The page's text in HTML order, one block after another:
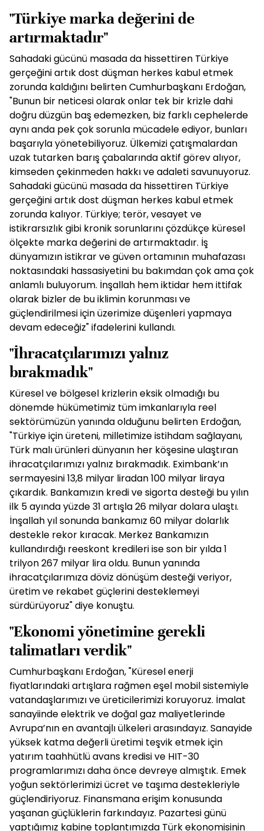
"Türkiye marka değerini de
artırmaktadır"
Sahadaki gücünü masada da hissettiren Türkiye
gerçeğini artık dost düşman herkes kabul etmek
zorunda kaldığını belirten Cumhurbaşkanı Erdoğan,
"Bunun bir neticesi olarak onlar tek bir krizle dahi
doğru düzgün baş edemezken, biz farklı cephelerde
aynı anda pek çok sorunla mücadele ediyor, bunları
başarıyla yönetebiliyoruz. Ülkemizi çatışmalardan
uzak tutarken barış çabalarında aktif görev alıyor,
kimseden çekinmeden hakkı ve adaleti savunuyoruz.
Sahadaki gücünü masada da hissettiren Türkiye
gerçeğini artık dost düşman herkes kabul etmek
zorunda kalıyor. Türkiye; terör, vesayet ve
istikrarsızlık gibi kronik sorunlarını çözdükçe küresel
ölçekte marka değerini de artırmaktadır. İş
dünyamızın istikrar ve güven ortamının muhafazası
noktasındaki hassasiyetini bu bakımdan çok ama çok
anlamlı buluyorum. İnşallah hem iktidar hem ittifak
olarak bizler de bu iklimin korunması ve
güçlendirilmesi için üzerimize düşenleri yapmaya
devam edeceğiz" ifadelerini kullandı.
"İhracatçılarımızı yalnız
bırakmadık"
Küresel ve bölgesel krizlerin eksik olmadığı bu
dönemde hükümetimiz tüm imkanlarıyla reel
sektörümüzün yanında olduğunu belirten Erdoğan,
"Türkiye için üreteni, milletimize istihdam sağlayanı,
Türk malı ürünleri dünyanın her köşesine ulaştıran
ihracatçılarımızı yalnız bırakmadık. Eximbank’ın
sermayesini 13,8 milyar liradan 100 milyar liraya
çıkardık. Bankamızın kredi ve sigorta desteği bu yılın
ilk 5 ayında yüzde 31 artışla 26 milyar dolara ulaştı.
İnşallah yıl sonunda bankamız 60 milyar dolarlık
destekle rekor kıracak. Merkez Bankamızın
kullandırdığı reeskont kredileri ise son bir yılda 1
trilyon 267 milyar lira oldu. Bunun yanında
ihracatçılarımıza döviz dönüşüm desteği veriyor,
üretim ve rekabet güçlerini desteklemeyi
sürdürüyoruz" diye konuştu.
"Ekonomi yönetimine gerekli
talimatları verdik"
Cumhurbaşkanı Erdoğan, "Küresel enerji
fiyatlarındaki artışlara rağmen eşel mobil sistemiyle
vatandaşlarımızı ve üreticilerimizi koruyoruz. İmalat
sanayiinde elektrik ve doğal gaz maliyetlerinde
Avrupa’nın en avantajlı ülkeleri arasındayız. Sanayide
yüksek katma değerli üretimi teşvik etmek için
yatırım taahhütlü avans kredisi ve HIT-30
programlarımızı daha önce devreye almıştık. Emek
yoğun sektörlerimizi ücret ve taşıma destekleriyle
güçlendiriyoruz. Finansmana erişim konusunda
yaşanan güçlüklerin farkındayız. Pazartesi günü
yaptığımız kabine toplantımızda Türk ekonomisinin